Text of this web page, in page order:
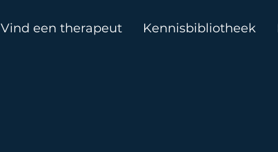
Vind een therapeut Kennisbibliotheek